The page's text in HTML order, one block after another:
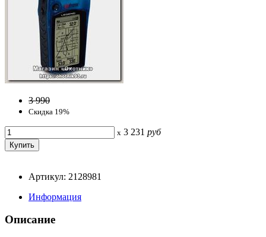
3 990
Скидка 19%
x 3 231 руб
Артикул: 2128981
Информация
Описание